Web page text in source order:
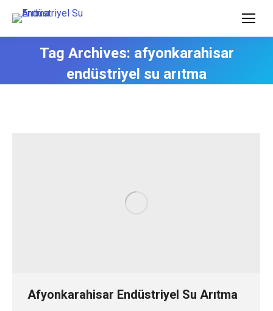
Tag Archives: afyonkarahisar
endüstriyel su arıtma
Afyonkarahisar Endüstriyel Su Arıtma